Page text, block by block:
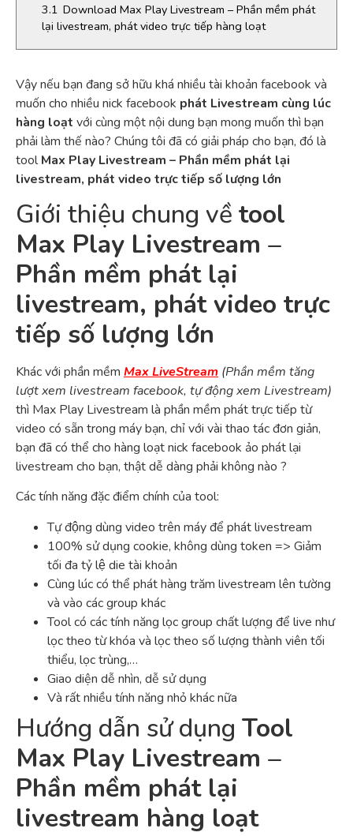
3.1 Download Max Play Livestream – Phần mềm phát
lại livestream, phát video trực tiếp hàng loạt
Vậy nếu bạn đang sở hữu khá nhiều tài khoản facebook và
muốn cho nhiều nick facebook phát Livestream cùng lúc
hàng loạt với cùng một nội dung bạn mong muốn thì bạn
phải làm thế nào? Chúng tôi đã có giải pháp cho bạn, đó là
toolMax Play Livestream – Phần mềm phát lại
livestream, phát video trực tiếp số lượng lớn
Giới thiệu chung về tool
Max Play Livestream –
Phần mềm phát lại
livestream, phát video trực
tiếp số lượng lớn
Khác với phần mềm Max LiveStream (Phần mềm tăng
lượt xem livestream facebook, tự động xem Livestream)
thì Max Play Livestream là phần mềm phát trực tiếp từ
video có sẵn trong máy bạn, chỉ với vài thao tác đơn giản,
bạn đã có thể cho hàng loạt nick facebook ảo phát lại
livestream cho bạn, thật dễ dàng phải không nào ?
Các tính năng đặc điểm chính của tool:
Tự động dùng video trên máy để phát livestream
100% sử dụng cookie, không dùng token => Giảm
tối đa tỷ lệ die tài khoản
Cùng lúc có thể phát hàng trăm livestream lên tường
và vào các group khác
Tool có các tính năng lọc group chất lượng để live như
lọc theo từ khóa và lọc theo số lượng thành viên tối
thiểu, lọc trùng,…
Giao diện dễ nhìn, dễ sử dụng
Và rất nhiều tính năng nhỏ khác nữa
Hướng dẫn sử dụng Tool
Max Play Livestream –
Phần mềm phát lại
livestream hàng loạt